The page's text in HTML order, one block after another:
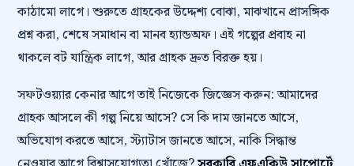
কাঠামো লাগে। শুরুতে গ্রাহকের উদ্দেশ্য বোঝা, মাঝখানে প্রাসঙ্গিক
প্রশ্ন করা, শেষে সমাধান বা মানব হ্যান্ডঅফ। এই গল্পের প্রবাহ না
থাকলে বট যান্ত্রিক লাগে, আর গ্রাহক দ্রুত বিরক্ত হয়।
সফটওয়্যার কেনার আগে তাই নিজেকে জিজ্ঞেস করুন: আমাদের
গ্রাহক আসলে কী গল্প নিয়ে আসে? সে কি দাম জানতে আসে,
অভিযোগ করতে আসে, স্ট্যাটাস জানতে আসে, নাকি সিদ্ধান্ত